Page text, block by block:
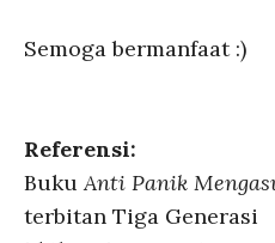
Semoga bermanfaat :)
Referensi:
BukuAnti Panik
terbitan Tiga Generasi